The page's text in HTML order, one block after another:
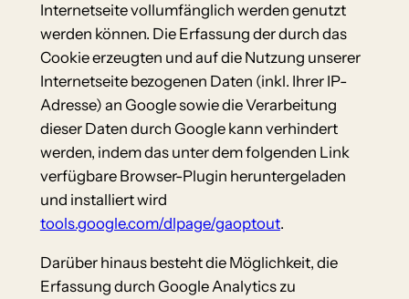
Internetseite vollumfänglich werden genutzt
werden können. Die Erfassung der durch das
Cookie erzeugten und auf die Nutzung unserer
Internetseite bezogenen Daten (inkl. Ihrer IP-
Adresse) an Google sowie die Verarbeitung
dieser Daten durch Google kann verhindert
werden, indem das unter dem folgenden Link
verfügbare Browser-Plugin heruntergeladen
und installiert wird
tools.google.com/dlpage/gaoptout.
Darüber hinaus besteht die Möglichkeit, die
Erfassung durch Google Analytics zu